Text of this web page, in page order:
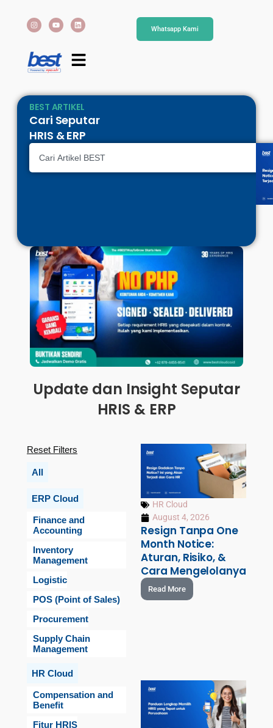
Whatsapp Kami
BEST ARTIKEL
Cari Seputar
HRIS & ERP
Update dan Insight Seputar
HRIS & ERP
All
ERP Cloud
Finance and
Accounting
Inventory
Management
Logistic
POS (Point of Sales)
Procurement
Supply Chain
Management
HR Cloud
Compensation and
Benefit
Fitur HRIS
Reset Filters
HR Cloud
August 4, 2026
Resign Tanpa One
Month Notice:
Aturan, Risiko, &
Cara Mengelolanya
Read More